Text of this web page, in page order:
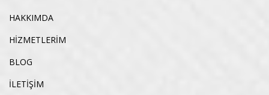
HAKKIMDA
HİZMETLERİM
BLOG
İLETİŞİM